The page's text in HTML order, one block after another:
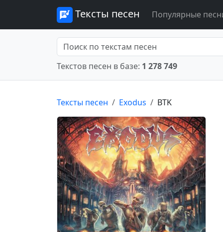
Тексты песен Популярные
Текстов песен в базе: 1 278 749
Тексты песен Exodus BTK